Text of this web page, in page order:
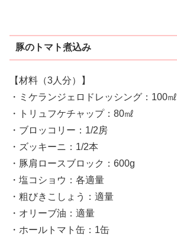
豚のトマト煮込み
【材料（3人分）】
・ミケランジェロドレッシング：100㎖
・トリュフケチャップ：80㎖
・ブロッコリー：1/2房
・ズッキーニ：1/2本
・豚肩ロースブロック：600g
・塩コショウ：各適量
・粗びきこしょう：適量
・オリーブ油：適量
・ホールトマト缶：1缶